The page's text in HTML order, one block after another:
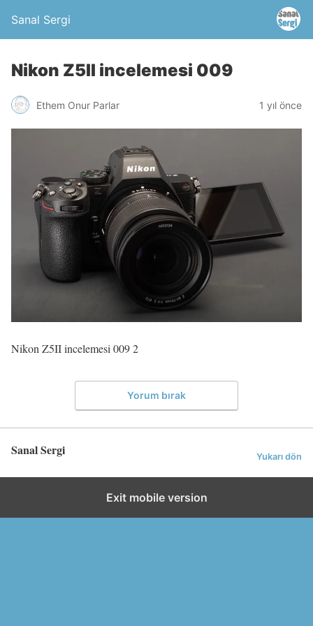
Sanal Sergi
Nikon Z5II incelemesi 009
Ethem Onur Parlar 1 yıl önce
Nikon Z5II incelemesi 009 2
Yorum bırak
Sanal Sergi Yukarı dön
Exit mobile version